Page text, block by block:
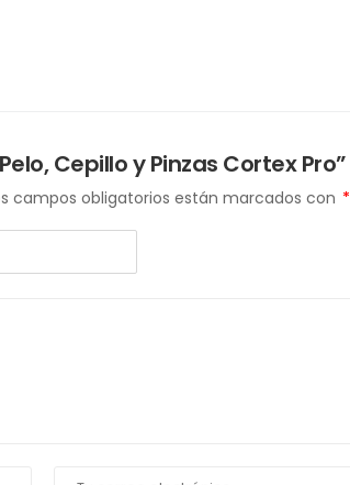
Cepillo y Pinzas Cortex Pro”
campos obligatorios están marcados con *